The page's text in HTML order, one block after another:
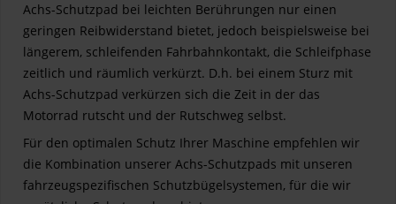
Achs-Schutzpad bei leichten Berührungen nur einen
geringen Reibwiderstand bietet, jedoch beispielsweise bei
längerem, schleifenden Fahrbahnkontakt, die Schleifphase
zeitlich und räumlich verkürzt. D.h. bei einem Sturz mit
Achs-Schutzpad verkürzen sich die Zeit in der das
Motorrad rutscht und der Rutschweg selbst.
Für den optimalen Schutz Ihrer Maschine empfehlen wir
die Kombination unserer Achs-Schutzpads mit unseren
fahrzeugspezifischen Schutzbügelsystemen, für die wir